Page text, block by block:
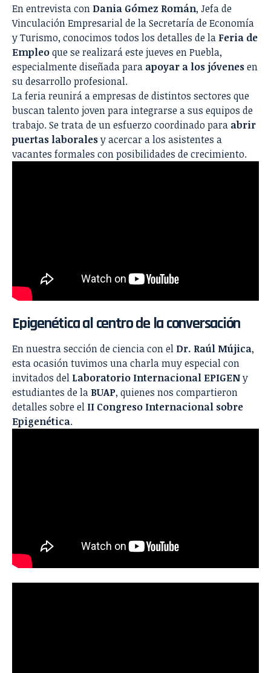
En entrevista con Dania Gómez Román, Jefa de
Vinculación Empresarial de la Secretaría de Economía
y Turismo, conocimos todos los detalles de la Feria de
Empleoque se realizará este jueves en Puebla,
especialmente diseñada para apoyar a los jóvenesen
su desarrollo profesional.
La feria reunirá a empresas de distintos sectores que
buscan talento joven para integrarse a sus equipos de
trabajo. Se trata de un esfuerzo coordinado para abrir
puertas laboralesy acercar a los asistentes a
vacantes formales con posibilidades de crecimiento.
Epigenética al centro de la conversación
En nuestra sección de ciencia con el Dr. Raúl Mújica,
esta ocasión tuvimos una charla muy especial con
invitados del Laboratorio Internacional EPIGENy
estudiantes de la BUAP, quienes nos compartieron
detalles sobre el II Congreso Internacional sobre
Epigenética.